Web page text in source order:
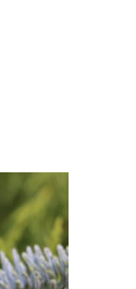
auf.
Die